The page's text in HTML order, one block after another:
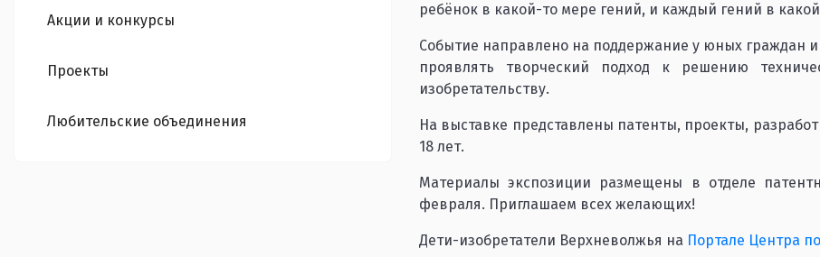
Акции и конкурсы
Проекты
Любительские объединения
ребёнок в какой-то мере гений, и каждый гений в
Событие направлено на поддержание у юных граждан
проявлять творческий подход к решению
изобретательству.
На выставке представлены патенты, проекты,
18 лет.
Материалы экспозиции размещены в отделе
февраля. Приглашаем всех желающих!
Дети-изобретатели Верхневолжья на Портале Центра